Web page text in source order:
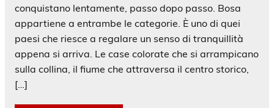
conquistano lentamente, passo dopo passo. Bosa
appartiene a entrambe le categorie. È uno di quei
paesi che riesce a regalare un senso di tranquillità
appena si arriva. Le case colorate che si arrampicano
sulla collina, il fiume che attraversa il centro storico,
[…]